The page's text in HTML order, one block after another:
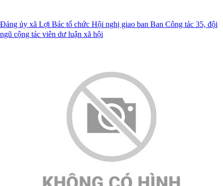
Đảng ủy xã Lợi Bác tổ chức Hội nghị giao ban Ban Công tác 35, đội
ngũ cộng tác viên dư luận xã hội